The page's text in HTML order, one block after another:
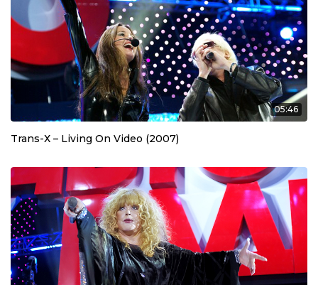
05:46
Trans-Х – Living On Video (2007)